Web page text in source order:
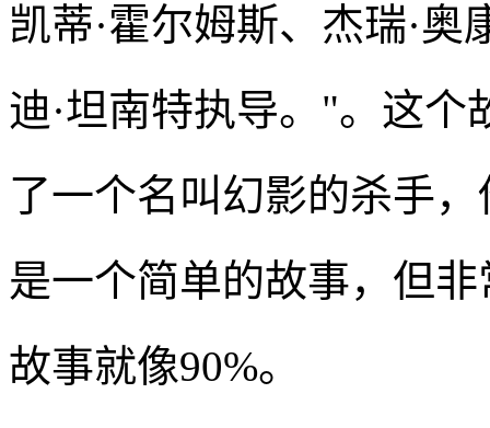
凯蒂·霍尔姆斯、杰瑞·
迪·坦南特执导。"。这
了一个名叫幻影的杀手
是一个简单的故事，但
故事就像90%。